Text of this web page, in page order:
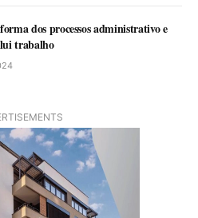
dos processos administrativo e
trabalho